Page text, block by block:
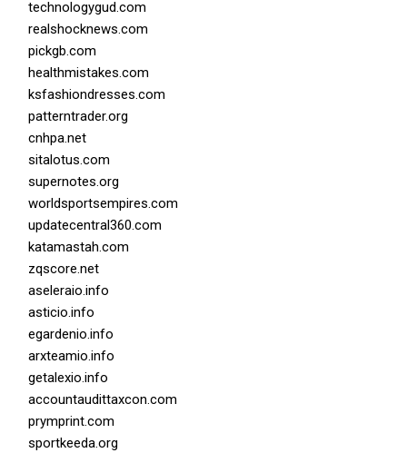
technologygud.com
realshocknews.com
pickgb.com
healthmistakes.com
ksfashiondresses.com
patterntrader.org
cnhpa.net
sitalotus.com
supernotes.org
worldsportsempires.com
updatecentral360.com
katamastah.com
zqscore.net
aseleraio.info
asticio.info
egardenio.info
arxteamio.info
getalexio.info
accountaudittaxcon.com
prymprint.com
sportkeeda.org